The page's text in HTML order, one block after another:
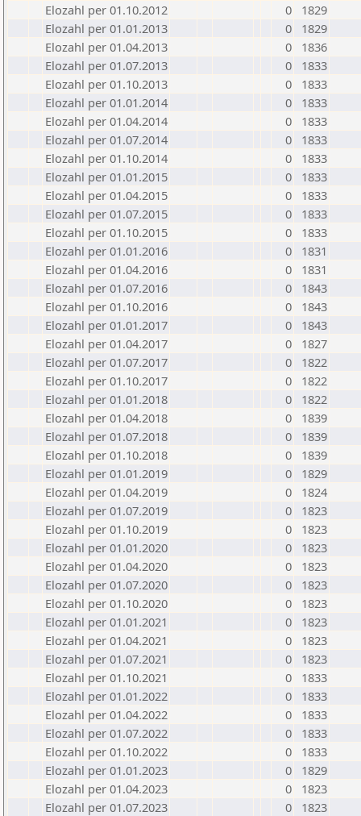
Elozahl per 01.10.2012
0
1829
Elozahl per 01.01.2013
0
1829
Elozahl per 01.04.2013
0
1836
Elozahl per 01.07.2013
0
1833
Elozahl per 01.10.2013
0
1833
Elozahl per 01.01.2014
0
1833
Elozahl per 01.04.2014
0
1833
Elozahl per 01.07.2014
0
1833
Elozahl per 01.10.2014
0
1833
Elozahl per 01.01.2015
0
1833
Elozahl per 01.04.2015
0
1833
Elozahl per 01.07.2015
0
1833
Elozahl per 01.10.2015
0
1833
Elozahl per 01.01.2016
0
1831
Elozahl per 01.04.2016
0
1831
Elozahl per 01.07.2016
0
1843
Elozahl per 01.10.2016
0
1843
Elozahl per 01.01.2017
0
1843
Elozahl per 01.04.2017
0
1827
Elozahl per 01.07.2017
0
1822
Elozahl per 01.10.2017
0
1822
Elozahl per 01.01.2018
0
1822
Elozahl per 01.04.2018
0
1839
Elozahl per 01.07.2018
0
1839
Elozahl per 01.10.2018
0
1839
Elozahl per 01.01.2019
0
1829
Elozahl per 01.04.2019
0
1824
Elozahl per 01.07.2019
0
1823
Elozahl per 01.10.2019
0
1823
Elozahl per 01.01.2020
0
1823
Elozahl per 01.04.2020
0
1823
Elozahl per 01.07.2020
0
1823
Elozahl per 01.10.2020
0
1823
Elozahl per 01.01.2021
0
1823
Elozahl per 01.04.2021
0
1823
Elozahl per 01.07.2021
0
1823
Elozahl per 01.10.2021
0
1833
Elozahl per 01.01.2022
0
1833
Elozahl per 01.04.2022
0
1833
Elozahl per 01.07.2022
0
1833
Elozahl per 01.10.2022
0
1833
Elozahl per 01.01.2023
0
1829
Elozahl per 01.04.2023
0
1823
Elozahl per 01.07.2023
0
1823